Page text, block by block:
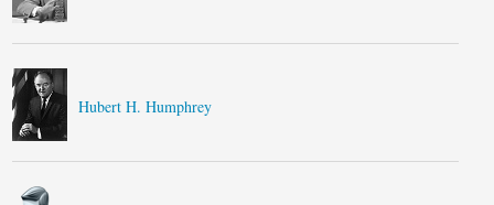
Hubert H. Humphrey